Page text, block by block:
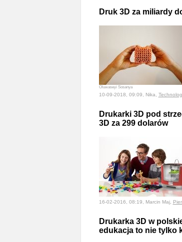
Druk 3D za miliardy
Oluwaseyi Sosanya
10-09-2018, 09:09, Nika,
Drukarki 3D pod
3D za 299 dolarów
16-02-2016, 08:19, Marcin Maj,
Drukarka 3D w
edukacja to nie tylko